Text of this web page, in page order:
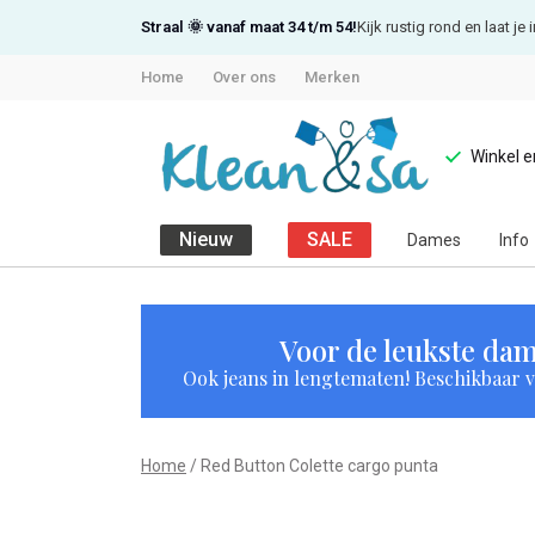
Straal 🌞 vanaf maat 34 t/m 54!Kijk rustig rond en laat je
Home Over ons Merken
Winkel
Nieuw SALE Dames Info
Colette
cargo
Voor de leukste
Ook jeans in lengtematen! Beschikbaar
Home Red Button Colette cargo punta